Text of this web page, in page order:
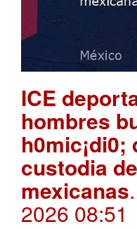
ICE
hombres
h0mic¡di0;
custodia
mexicanas
2026 08:51